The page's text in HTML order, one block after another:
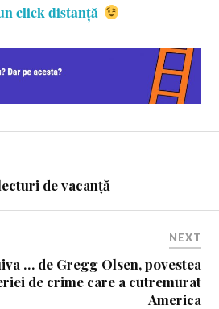
click distanță
de vacanță
NEXT
…de Gregg Olsen, povestea
de crime care a cutremurat
America